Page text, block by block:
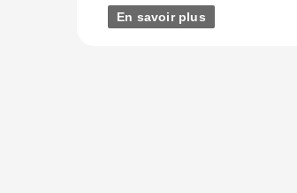
En savoir plus